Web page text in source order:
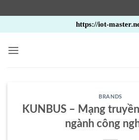
qua
nội
https://iot-
BRANDS
KUNBUS – Mạng
ngành công